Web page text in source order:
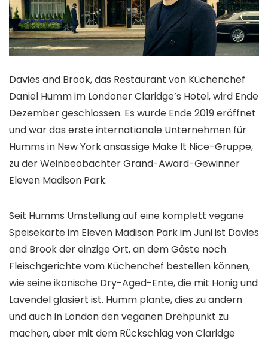
Davies and Brook, das Restaurant von Küchenchef
Daniel Humm im Londoner Claridge’s Hotel, wird Ende
Dezember geschlossen. Es wurde Ende 2019 eröffnet
und war das erste internationale Unternehmen für
Humms in New York ansässige Make It Nice-Gruppe,
zu derWeinbeobachterGrand-Award-Gewinner
Eleven Madison Park.
Seit Humms Umstellung auf eine komplett vegane
Speisekarte im Eleven Madison Park im Juni ist Davies
and Brook der einzige Ort, an dem Gäste noch
Fleischgerichte vom Küchenchef bestellen können,
wie seine ikonische Dry-Aged-Ente, die mit Honig und
Lavendel glasiert ist. Humm plante, dies zu ändern
und auch in London den veganen Drehpunkt zu
machen, aber mit dem Rückschlag von Claridge